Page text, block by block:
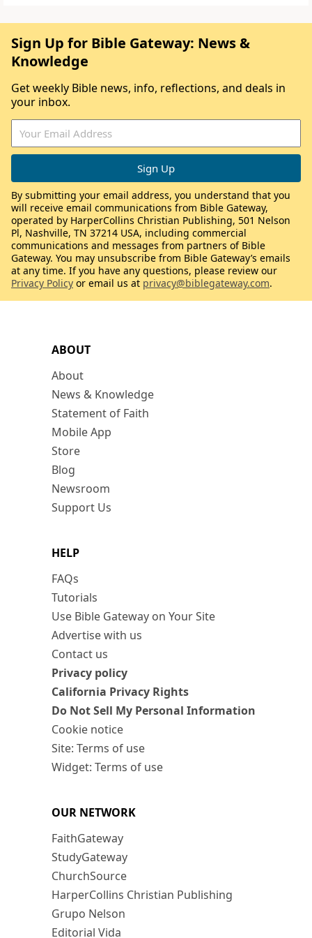
ABOUT
About
News & Knowledge
Statement of Faith
Mobile App
Store
Blog
Newsroom
Support Us
HELP
FAQs
Tutorials
Use Bible Gateway on Your Site
Advertise with us
Contact us
Privacy policy
California Privacy Rights
Do Not Sell My Personal Information
Cookie notice
Site: Terms of use
Widget: Terms of use
OUR NETWORK
FaithGateway
StudyGateway
ChurchSource
HarperCollins Christian Publishing
Grupo Nelson
Editorial Vida
Sign Up for Bible Gateway: News &
Knowledge
Get weekly Bible news, info, reflections, and deals in
your inbox.
By submitting your email address, you understand that you
will receive email communications from Bible Gateway,
operated by HarperCollins Christian Publishing, 501 Nelson
Pl, Nashville, TN 37214 USA, including commercial
communications and messages from partners of Bible
Gateway. You may unsubscribe from Bible Gateway’s emails
at any time. If you have any questions, please review our
Privacy Policy or email us at privacy@biblegateway.com.